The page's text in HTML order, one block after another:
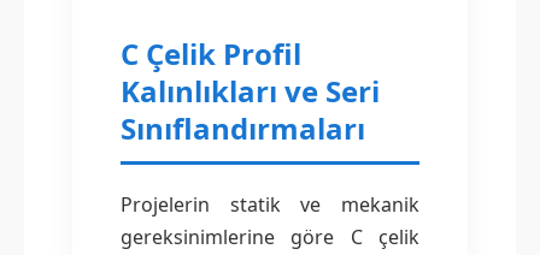
C Çelik Profil
Kalınlıkları ve Seri
Sınıflandırmaları
Projelerin statik ve mekanik
gereksinimlerine göre C çelik